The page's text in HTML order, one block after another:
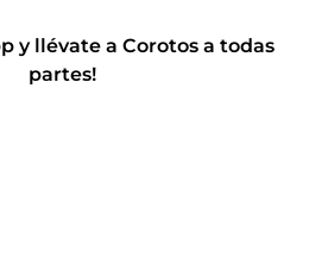
y llévate a Corotos a todas
partes!